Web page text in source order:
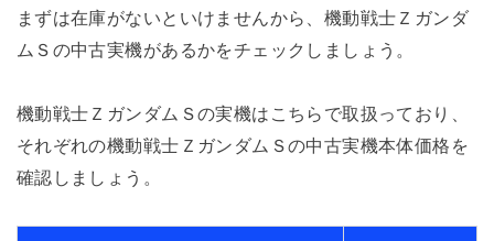
まずは在庫がないといけませんから、機動戦士Ｚガンダ
ムＳの中古実機があるかをチェックしましょう。
機動戦士ＺガンダムＳの実機はこちらで取扱っており、
それぞれの機動戦士ＺガンダムＳの中古実機本体価格を
確認しましょう。